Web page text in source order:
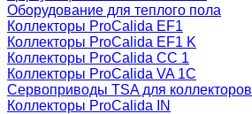
Оборудование для теплого пола
Коллекторы ProCalida EF1
Коллекторы ProCalida EF1 K
Коллекторы ProCalida CC 1
Коллекторы ProCalida VA 1C
Сервоприводы TSA для коллекторов
Коллекторы ProCalida IN